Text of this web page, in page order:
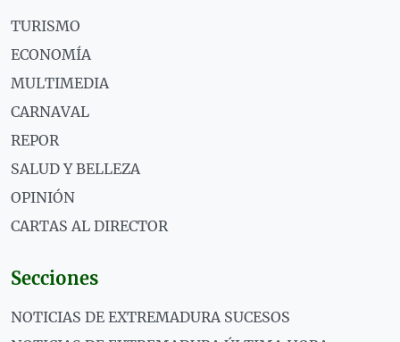
TURISMO
ECONOMÍA
MULTIMEDIA
CARNAVAL
REPOR
SALUD Y BELLEZA
OPINIÓN
CARTAS AL DIRECTOR
Secciones
NOTICIAS DE EXTREMADURA SUCESOS